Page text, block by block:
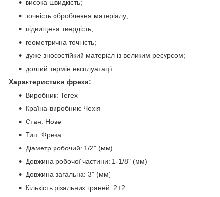
висока швидкість;
точність оброблення матеріалу;
підвищена твердість;
геометрична точність;
дуже зносостійкий матеріал із великим ресурсом;
долгий термін експлуатації.
Характеристики фрези:
Виробник: Terex
Країна-виробник: Чехія
Стан: Нове
Тип: Фреза
Діаметр робочий: 1/2" (мм)
Довжина робочої частини: 1-1/8" (мм)
Довжина загальна: 3" (мм)
Кількість різальних граней: 2+2